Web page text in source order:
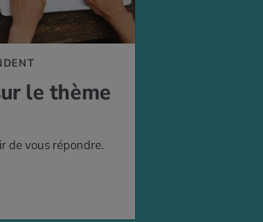
le thème
de vous répondre.